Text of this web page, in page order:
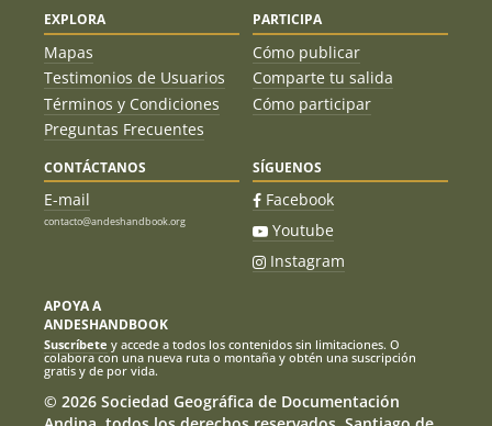
EXPLORA
Mapas
Testimonios de Usuarios
Términos y Condiciones
Preguntas Frecuentes
PARTICIPA
Cómo publicar
Comparte tu salida
Cómo participar
CONTÁCTANOS
E-mail
contacto@andeshandbook.org
SÍGUENOS
Facebook
Youtube
Instagram
APOYA A
ANDESHANDBOOK
Suscríbete y accede a todos los contenidos sin limitaciones. O
colabora con una nueva ruta o montaña y obtén una suscripción
gratis y de por vida.
© 2026 Sociedad Geográfica de Documentación